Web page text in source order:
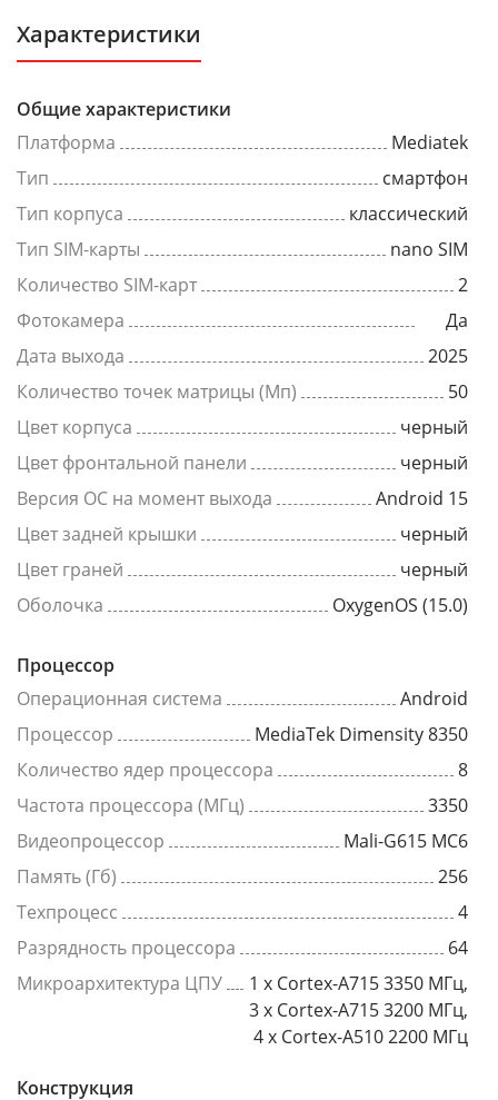
Характеристики
Общие характеристики
Платформа
Mediatek
Тип
смартфон
Тип корпуса
классический
Тип SIM-карты
nano SIM
Количество SIM-карт
2
Фотокамера
Да
Дата выхода
2025
Количество точек матрицы (Мп)
50
Цвет корпуса
черный
Цвет фронтальной панели
черный
Версия ОС на момент выхода
Android 15
Цвет задней крышки
черный
Цвет граней
черный
Оболочка
OxygenOS (15.0)
Процессор
Операционная система
Android
Процессор
MediaTek Dimensity 8350
Количество ядер процессора
8
Частота процессора (МГц)
3350
Видеопроцессор
Mali-G615 MC6
Память (Гб)
256
Техпроцесс
4
Разрядность процессора
64
Микроархитектура ЦПУ
1 x Cortex-A715 3350 МГц,
3 x Cortex-A715 3200 МГц,
4 x Cortex-A510 2200 МГц
Конструкция